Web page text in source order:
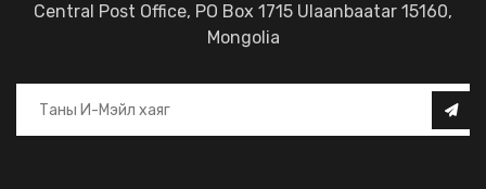
Central Post Office, PO Box 1715 Ulaanbaatar 15160,
Mongolia